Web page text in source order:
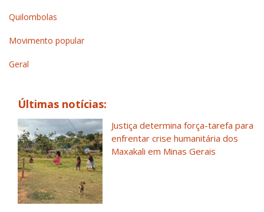
Quilombolas
Movimento popular
Geral
Últimas notícias:
Justiça determina força-tarefa para
enfrentar crise humanitária dos
Maxakali em Minas Gerais